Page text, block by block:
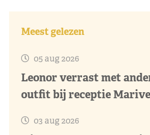
Meest gelezen
05 aug 2026
Leonor verrast met
outfit bij receptie
03 aug 2026